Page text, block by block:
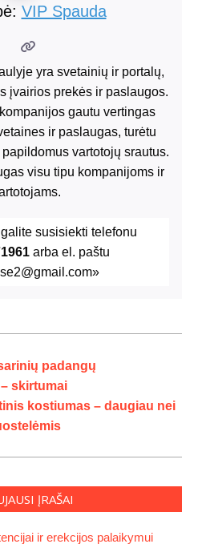
VIP Spauda
yra svetainių ir portalų,
įvairios prekės ir paslaugos.
gautu vertingas
ir paslaugas, turėtu
vartotojų srautus.
visu tipu kompanijoms ir
susisiekti telefonu
arba el. paštu
padangų
skirtumai
kostiumas – daugiau nei
ĮRAŠAI
ir erekcijos palaikymui